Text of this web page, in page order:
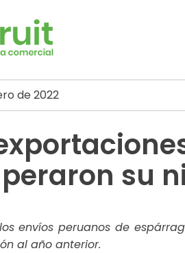
de 2022
su
los envíos peruanos de
al año anterior.